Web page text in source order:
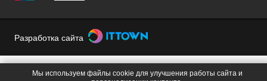
Разработка сайта
Мы используем файлы cookie для улучшения работы сайта и